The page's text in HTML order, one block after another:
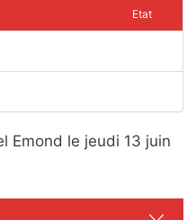
Etat
Emond le jeudi 13 juin